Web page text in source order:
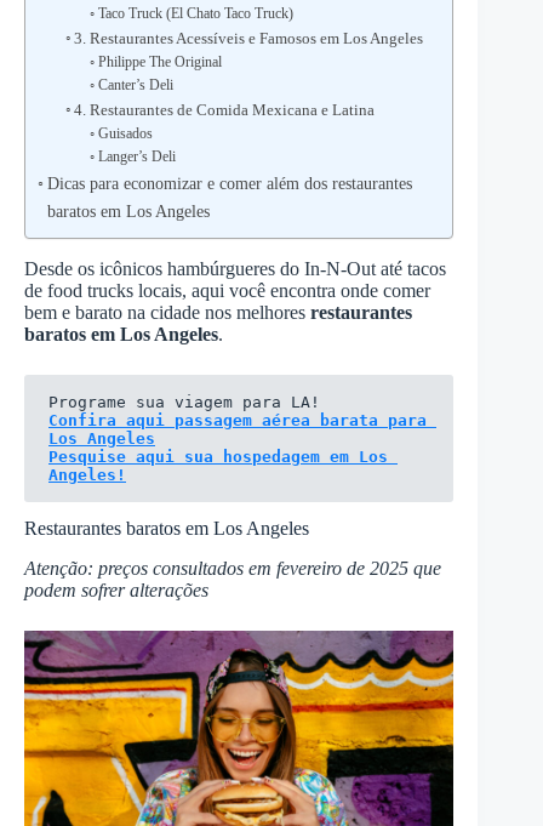
Taco Truck (El Chato Taco Truck)
3. Restaurantes Acessíveis e Famosos em Los Angeles
Philippe The Original
Canter’s Deli
4. Restaurantes de Comida Mexicana e Latina
Guisados
Langer’s Deli
Dicas para economizar e comer além dos restaurantes
baratos em Los Angeles
Desde os icônicos hambúrgueres do In-N-Out até tacos
de food trucks locais, aqui você encontra onde comer
bem e barato na cidade nos melhores restaurantes
baratos em Los Angeles.
Confira aqui passagem aérea barata para
Los Angeles
Pesquise aqui sua hospedagem em Los
Angeles!
Restaurantes baratos em Los Angeles
Atenção: preços consultados em fevereiro de 2025 que
podem sofrer alterações